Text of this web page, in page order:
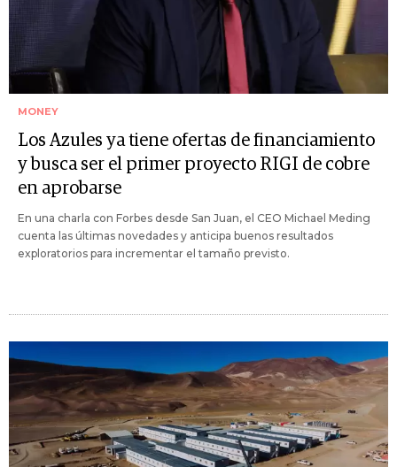
MONEY
Los Azules ya tiene ofertas de financiamiento
y busca ser el primer proyecto RIGI de cobre
en aprobarse
En una charla con Forbes desde San Juan, el CEO Michael Meding
cuenta las últimas novedades y anticipa buenos resultados
exploratorios para incrementar el tamaño previsto.